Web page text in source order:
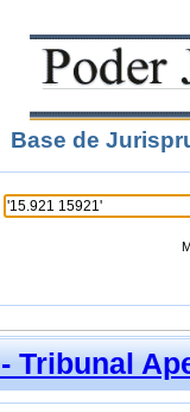
Base de
Tribunal